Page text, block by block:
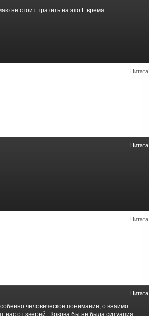
не стоит тратить на это Г время...
Цитата
Цитата
Цитата
Цитата
человеческое понимание, о взаимо